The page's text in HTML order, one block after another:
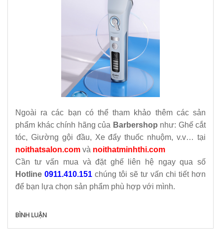
Ngoài ra các bạn có thể tham khảo thêm các sản
phẩm khác chính hãng của Barbershop như: Ghế cắt
tóc, Giường gội đầu, Xe đẩy thuốc nhuộm, v.v… tại
noithatsalon.com và noithatminhthi.com
Cần tư vấn mua và đặt ghế liên hệ ngay qua số
Hotline 0911.410.151 chúng tôi sẽ tư vấn chi tiết hơn
để bạn lựa chọn sản phẩm phù hợp với mình.
BÌNH LUẬN